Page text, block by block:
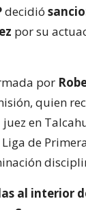
decidió
por su
por
quien
en
de
al interior